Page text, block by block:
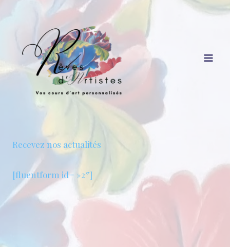
Recevez nos actualités
[fluentform id= »2″]